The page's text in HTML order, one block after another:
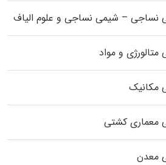
نساجی – شیمی نساجی و علوم الیاف
و مواد
مکانیک
معماری کشتی
معدن